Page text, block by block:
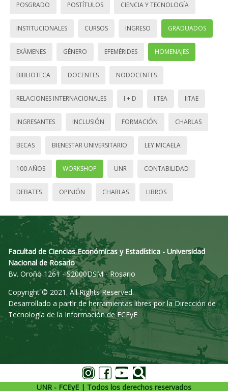
POSGRADO POSTÍTULOS CIENCIA Y TECNOLOGÍA
INSTITUCIONALES CURSOS INGRESO GRADUADOS
EXÁMENES GÉNERO EFEMÉRIDES HOMENAJES
BIBLIOTECA DOCENTES NODOCENTES
RELACIONES INTERNACIONALES I + D IITEA IITAE
INGRESANTES INCLUSIÓN FORMACIÓN CHARLAS
BECAS BIENESTAR UNIVERSITARIO LEY MICAELA
100 AÑOS WORKSHOP UNR CONTABILIDAD
DEBATES OPINIÓN CHARLAS LIBROS
Facultad de Ciencias Económicas y Estadística - Universidad
Nacional de Rosario
Bv. Oroño 1261 - S2000DSM - Rosario
Copyright © 2021. All Rights Reserved.
Desarrollado a partir de herramientas libres por la Dirección de
Tecnología de la Información de FCEyE
UNR - FCEyE | Todos los derechos reservados